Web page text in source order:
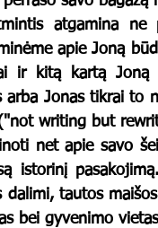
atgamina
apie Joną
ir kitą kartą Joną
Jonas tikrai to
writing but
istorinį
tautos
bei gyvenimo